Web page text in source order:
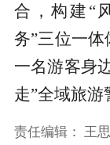
合，构建“
务”三位一
一名游客身
走”全域旅游
责任编辑： 王